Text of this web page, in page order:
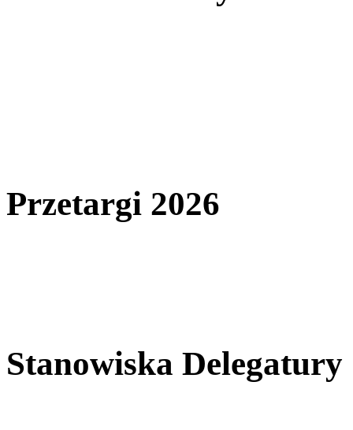
Przetargi 2026
Stanowiska